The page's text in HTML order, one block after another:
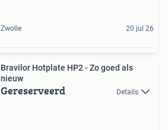
Zwolle 20 jul 26
Bravilor Hotplate HP2 - Zo goed als
nieuw
Gereserveerd Details